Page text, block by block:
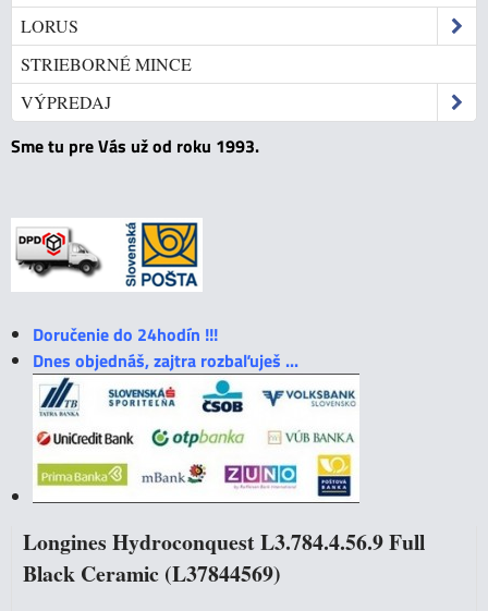
LORUS
STRIEBORNÉ MINCE
VÝPREDAJ
Sme tu pre Vás už od roku 1993.
Doručenie do 24hodín !!!
Dnes objednáš, zajtra rozbaľuješ ...
Longines Hydroconquest L3.784.4.56.9 Full
Black Ceramic (L37844569)